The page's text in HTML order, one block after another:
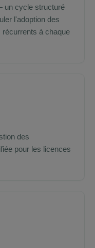
un cycle structuré
l'adoption des
à chaque
des
pour les licences